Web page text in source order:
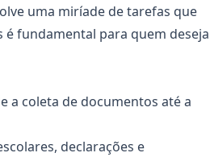
uma miríade de tarefas que
fundamental para quem deseja
a coleta de documentos até a
declarações e